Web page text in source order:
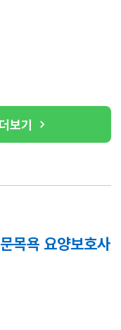
보기
목욕 요양보호사